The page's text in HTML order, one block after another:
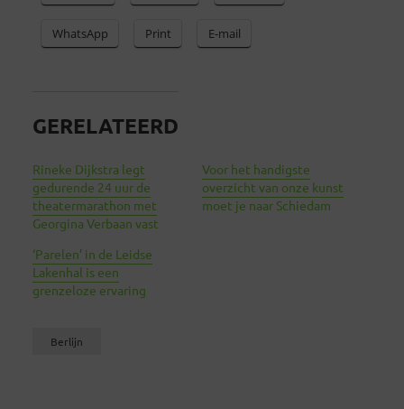
WhatsApp Print E-mail
GERELATEERD
Rineke Dijkstra legt
gedurende 24 uur de
theatermarathon met
Georgina Verbaan vast
Voor het handigste
overzicht van onze kunst
moet je naar Schiedam
‘Parelen’ in de Leidse
Lakenhal is een
grenzeloze ervaring
Berlijn